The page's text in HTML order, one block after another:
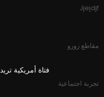
Jjejdjf
مقاطع زورو
فتاة أمريكية
تجربة اجتماعية